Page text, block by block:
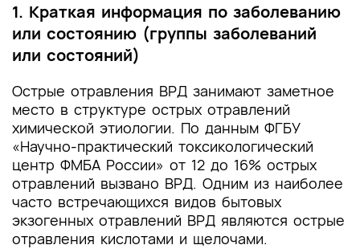
1. Краткая информация по заболеванию
или состоянию (группы заболеваний
или состояний)
Острые отравления ВРД занимают заметное
место в структуре острых отравлений
химической этиологии. По данным ФГБУ
«Научно-практический токсикологический
центр ФМБА России» от 12 до 16% острых
отравлений вызвано ВРД. Одним из наиболее
часто встречающихся видов бытовых
экзогенных отравлений ВРД являются острые
отравления кислотами и щелочами.